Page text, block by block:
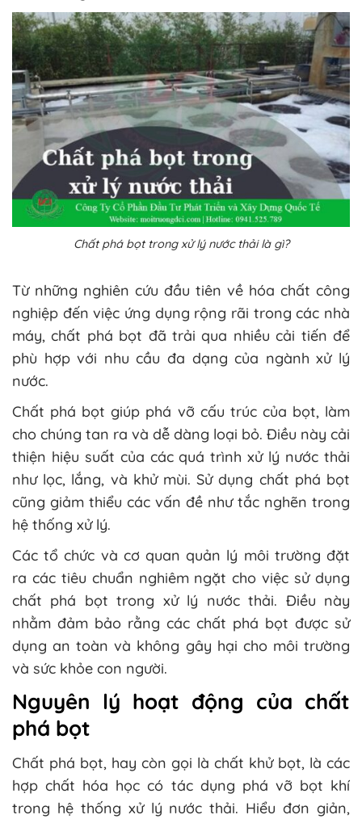
Chất phá bọt trong xử lý nước thải là gì?
Từ những nghiên cứu đầu tiên về hóa chất công
nghiệp đến việc ứng dụng rộng rãi trong các nhà
máy, chất phá bọt đã trải qua nhiều cải tiến để
phù hợp với nhu cầu đa dạng của ngành xử lý
nước.
Chất phá bọt giúp phá vỡ cấu trúc của bọt, làm
cho chúng tan ra và dễ dàng loại bỏ. Điều này cải
thiện hiệu suất của các quá trình xử lý nước thải
như lọc, lắng, và khử mùi. Sử dụng chất phá bọt
cũng giảm thiểu các vấn đề như tắc nghẽn trong
hệ thống xử lý.
Các tổ chức và cơ quan quản lý môi trường đặt
ra các tiêu chuẩn nghiêm ngặt cho việc sử dụng
chất phá bọt trong xử lý nước thải. Điều này
nhằm đảm bảo rằng các chất phá bọt được sử
dụng an toàn và không gây hại cho môi trường
và sức khỏe con người.
Nguyên lý hoạt động của chất
phá bọt
Chất phá bọt, hay còn gọi là chất khử bọt, là các
hợp chất hóa học có tác dụng phá vỡ bọt khí
trong hệ thống xử lý nước thải. Hiểu đơn giản,